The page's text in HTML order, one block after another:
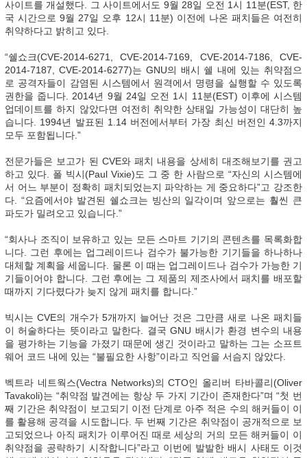
사이트를 개설했다. 그 사이트에서도 9월 28일 오전 1시 11분(EST, 한
국 시간으로 9월 27일 오후 12시 11분) 이전에 나온 패치들은 여전히
취약하다고 밝히고 있다.
“쉘쇼크(CVE-2014-6271, CVE-2014-7169, CVE-2014-7186, CVE-
2014-7187, CVE-2014-6277)는 GNU의 배시 쉘 내에 있는 취약점으
로 공격자들이 감염된 시스템에서 원격에서 명령을 실행할 수 있도록
권한을 줍니다. 2014년 9월 24일 오전 1시 11분(EST) 이후에 시스템
업데이트를 하지 않았다면 여전히 취약한 상태일 가능성이 대단히 높
습니다. 1994년 발표된 1.14 버전에서부터 가장 최신 버전인 4.3까지
모두 포함됩니다.”
전문가들은 보고가 된 CVE와 패치 내용을 상세히 대조해보기를 권고
하고 있다. 폴 빅시(Paul Vixie)도 그 중 한 사람으로 “자신의 시스템에
서 어느 부분이 정확히 패치되었는지 파악하는 게 중요하다”고 강조한
다. “요즘에서야 발견된 쉘쇼크는 빙산의 일각이며 앞으로는 훨씬 큰
파도가 밀려오고 있습니다.”
“회사나 조직이 보유하고 있는 모든 스마트 기기의 콘텐츠를 목록화합
니다. 그런 후에는 업그레이드나 검수가 불가능한 기기들을 하나하나
대체할 계획을 세웁니다. 물론 이 때는 업그레이드나 검수가 가능한 기
기들이어야 합니다. 그런 후에는 그 제품의 제조사에서 패치를 배포할
때까지 기다렸다가 늦지 않게 패치를 합니다.”
빅시는 CVE의 개수가 5개까지 늘어난 것은 그만큼 새로 나온 패치들
이 허술하다는 뜻이라고 말한다. 결국 GNU 배시가 환경 변수의 내용
을 평가하는 기능을 가졌기 때문에 생긴 것이라고 말하는 그는 소프트
웨어 코드 내에 있는 “불필요한 사항”이라고 직언을 서슴지 않았다.
벡트라 네트웍스(Vectra Networks)의 CTO인 올리버 타바콜리(Oliver
Tavakoli)는 “취약점 발견에는 항상 두 가지 기간이 존재한다”며 “첫 번
째 기간은 취약점이 보고되기 이전 단계로 아주 적은 수의 해커들이 이
를 활용해 공격을 시도합니다. 두 번째 기간은 취약점이 공개적으로 보
고되었으나 아직 패치가 이루어진 때로 세상의 거의 모든 해커들이 이
취약점을 공략하기 시작합니다”라고 이번에 발발한 배시 사태도 이것